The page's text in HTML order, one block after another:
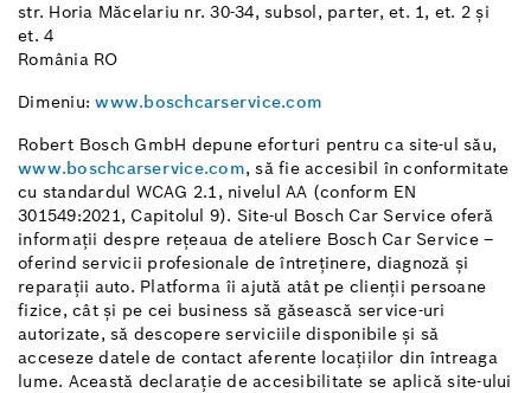
str. Horia Măcelariu nr. 30-34, subsol, parter, et. 1, et. 2 și
et. 4
România RO
Dimeniu:www.boschcarservice.com
Robert Bosch GmbH depune eforturi pentru ca site-ul său,
www.boschcarservice.com, să fie accesibil în conformitate
cu standardul WCAG 2.1, nivelul AA (conform EN
301549:2021, Capitolul 9). Site-ul Bosch Car Service oferă
informații despre rețeaua de ateliere Bosch Car Service –
oferind servicii profesionale de întreținere, diagnoză și
reparații auto. Platforma îi ajută atât pe clienții persoane
fizice, cât și pe cei business să găsească service-uri
autorizate, să descopere serviciile disponibile și să
acceseze datele de contact aferente locațiilor din întreaga
lume. Această declarație de accesibilitate se aplică site-ului